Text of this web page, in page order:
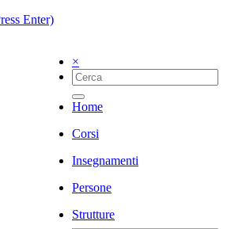
Enter)
×
Home
Corsi
Insegnamenti
Persone
Strutture